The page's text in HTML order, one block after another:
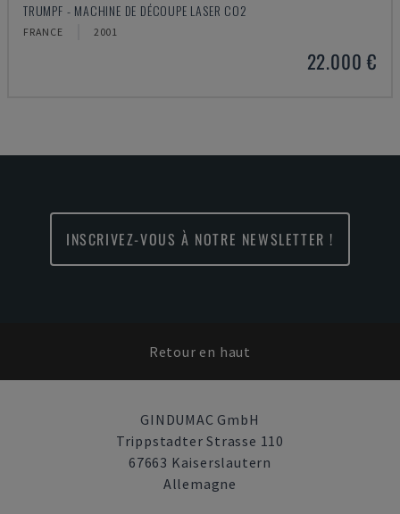
TRUMPF - MACHINE DE DÉCOUPE LASER CO2
FRANCE 2001
22.000 €
INSCRIVEZ-VOUS À NOTRE NEWSLETTER !
Retour en haut
GINDUMAC GmbH
Trippstadter Strasse 110
67663 Kaiserslautern
Allemagne